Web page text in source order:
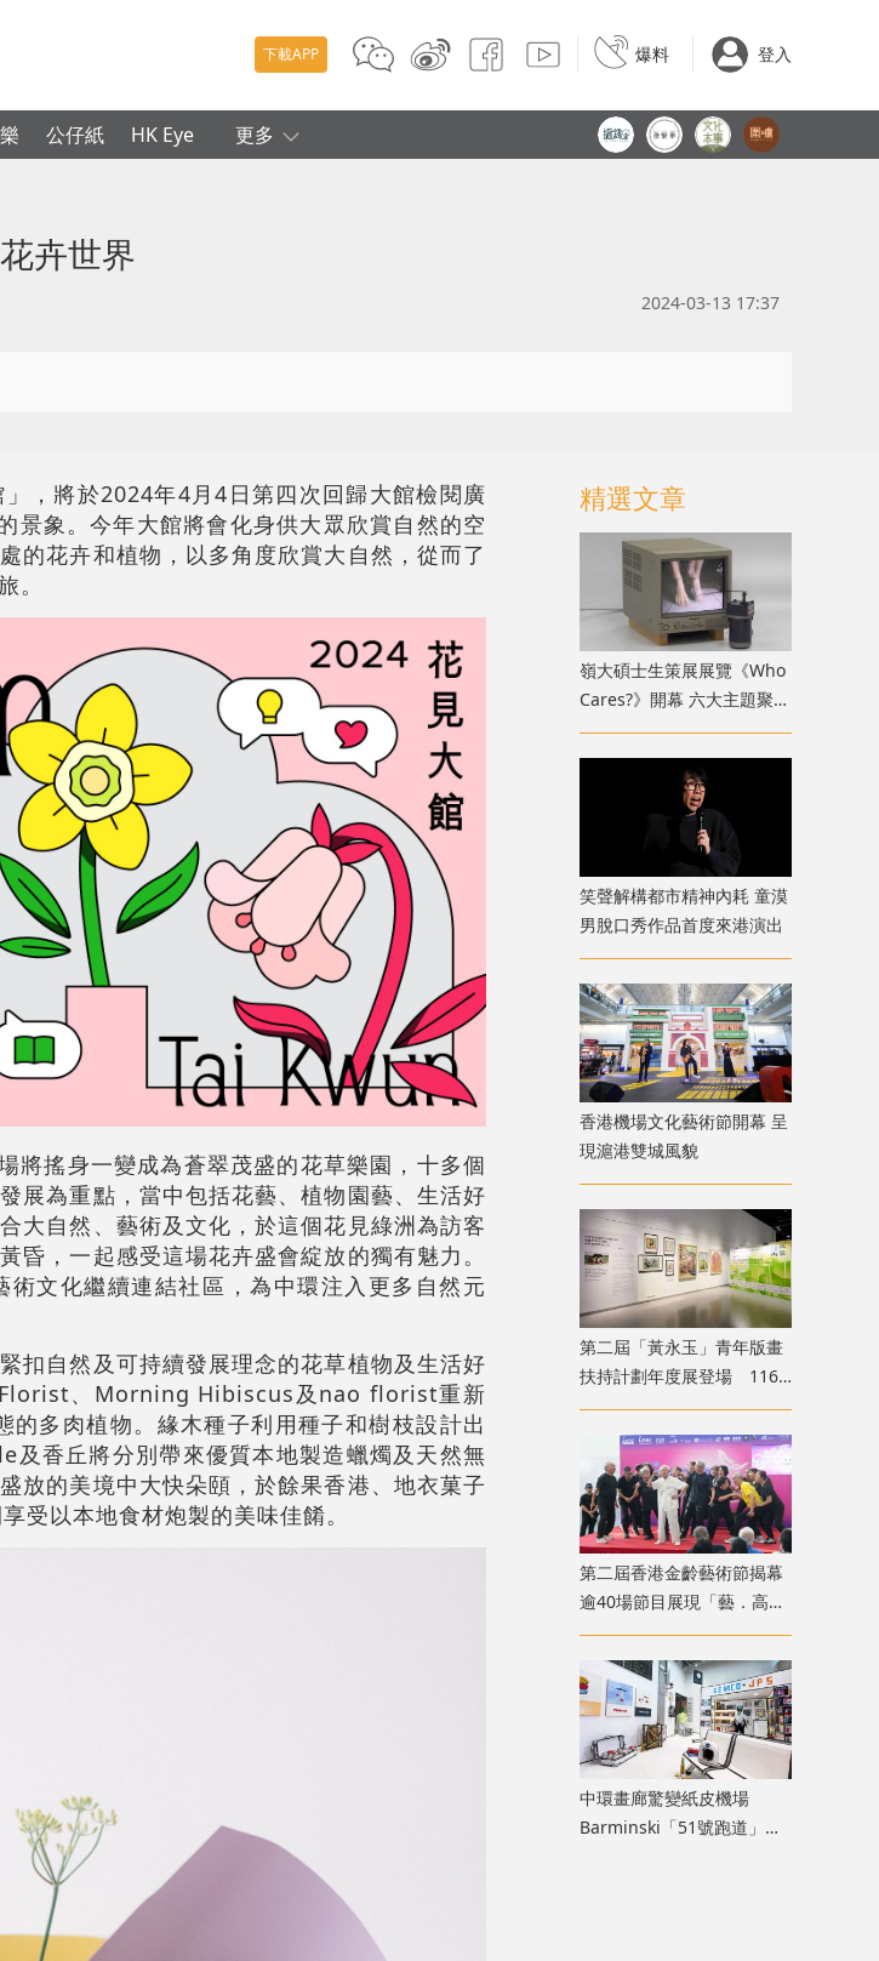
下載APP 爆料 登入
公仔紙 HK Eye 更多
卉世界
2024-03-13 17:37
，將於2024年4月4日第四次回歸大館檢閱廣
象。今年大館將會化身供大眾欣賞自然的空
的花卉和植物，以多角度欣賞大自然，從而了
。
將搖身一變成為蒼翠茂盛的花草樂園，十多個
展為重點，當中包括花藝、植物園藝、生活好
大自然、藝術及文化，於這個花見綠洲為訪客
，一起感受這場花卉盛會綻放的獨有魅力。
術文化繼續連結社區，為中環注入更多自然元
扣自然及可持續發展理念的花草植物及生活好
Florist、Morning Hibiscus及nao florist重新
多肉植物。緣木種子利用種子和樹枝設計出
及香丘將分別帶來優質本地製造蠟燭及天然無
放的美境中大快朵頤，於餘果香港、地衣菓子
受以本地食材炮製的美味佳餚。
精選文章
嶺大碩士生策展展覽《Who
Cares?》開幕 六大主題聚焦
新一代策展人多元關懷視野
笑聲解構都市精神內耗 童漠
男脫口秀作品首度來港演出
香港機場文化藝術節開幕 呈
現滬港雙城風貌
第二屆「黃永玉」青年版畫
扶持計劃年度展登場 116
位青年創作者共展版畫新貌
第二屆香港金齡藝術節揭幕
逾40場節目展現「藝．高齡
膽大」生命力
中環畫廊驚變紙皮機場
Barminski「51號跑道」用